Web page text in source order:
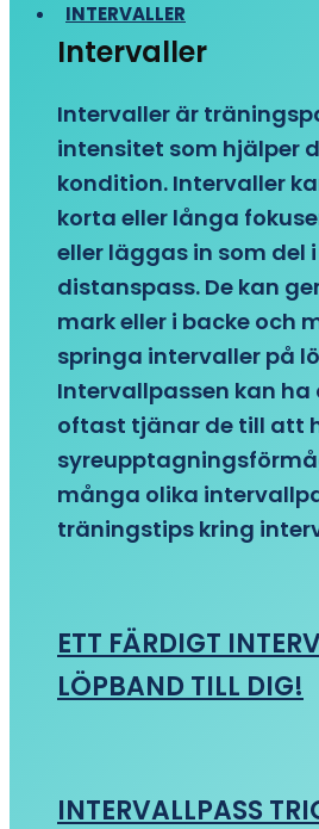
INTERVALLER
Intervaller
Intervaller är
intensitet som hjälper
kondition. Intervaller
korta eller långa
eller läggas in som del
distanspass. De kan
mark eller i backe och
springa intervaller på
Intervallpassen kan ha
oftast tjänar de till att
många olika
träningstips kring
ETT FÄRDIGT
LÖPBAND TILL DIG!
INTERVALLPASS